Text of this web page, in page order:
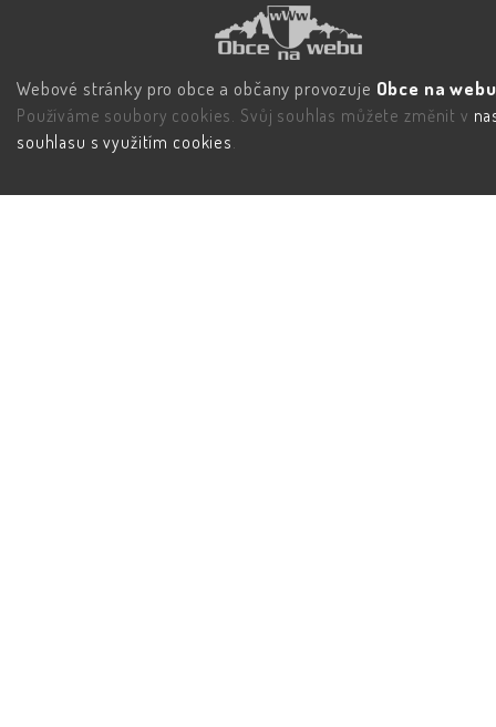
Webové stránky pro obce a občany provozuje Obce na
Používáme soubory cookies. Svůj souhlas můžete změnit v
souhlasu s využitím cookies.